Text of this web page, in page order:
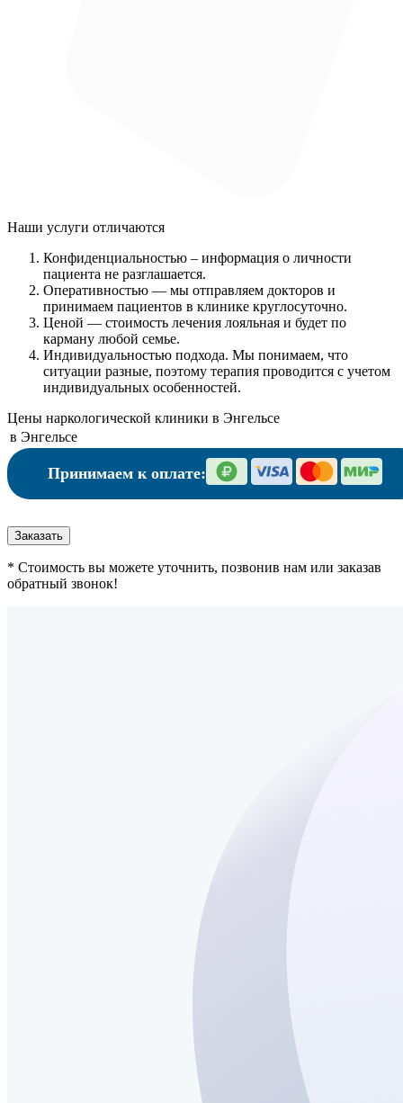
Наши услуги отличаются
Конфиденциальностью – информация о личности
пациента не разглашается.
Оперативностью — мы отправляем докторов и
принимаем пациентов в клинике круглосуточно.
Ценой — стоимость лечения лояльная и будет по
карману любой семье.
Индивидуальностью подхода. Мы понимаем, что
ситуации разные, поэтому терапия проводится с учетом
индивидуальных особенностей.
Цены наркологической клиники в Энгельсе
в Энгельсе
Принимаем к оплате:
Заказать
* Стоимость вы можете уточнить, позвонив нам или заказав
обратный звонок!